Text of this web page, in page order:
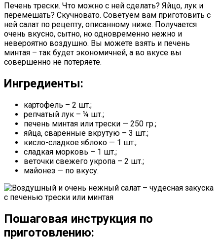
Печень трески. Что можно с ней сделать? Яйцо, лук и
перемешать? Скучновато. Советуем вам приготовить с
ней салат по рецепту, описанному ниже. Получается
очень вкусно, сытно, но одновременно нежно и
невероятно воздушно. Вы можете взять и печень
минтая – так будет экономичней, а во вкусе вы
совершенно не потеряете.
Ингредиенты:
картофель – 2 шт.;
репчатый лук – ¼ шт.;
печень минтая или трески — 250 гр.;
яйца, сваренные вкрутую – 3 шт.;
кисло-сладкое яблоко — 1 шт.;
сладкая морковь – 1 шт.;
веточки свежего укропа – 2 шт.;
майонез — по вкусу.
Пошаговая инструкция по
приготовлению: